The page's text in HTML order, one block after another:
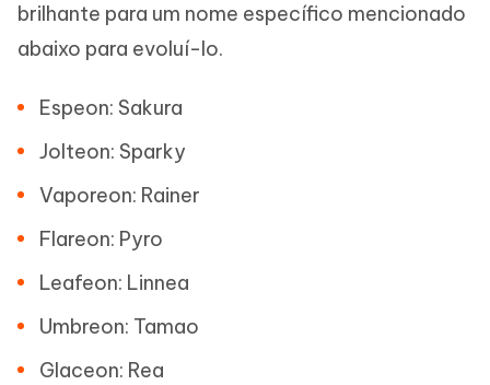
brilhante para um nome específico mencionado
abaixo para evoluí-lo.
Espeon: Sakura
Jolteon: Sparky
Vaporeon: Rainer
Flareon: Pyro
Leafeon: Linnea
Umbreon: Tamao
Glaceon: Rea